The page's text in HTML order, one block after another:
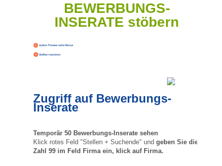
inserieren
BEWERBUNGS-
INSERATE stöbern
Zugriff auf Bewerbungs-
Inserate
Temporär 50 Bewerbungs-Inserate sehen
Klick rotes Feld "Stellen + Suchende" und geben Sie die
Zahl 99 im Feld Firma ein, klick auf Firma.